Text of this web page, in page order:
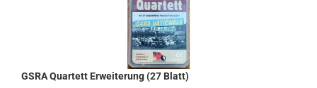
GSRA Quartett Erweiterung (27 Blatt)